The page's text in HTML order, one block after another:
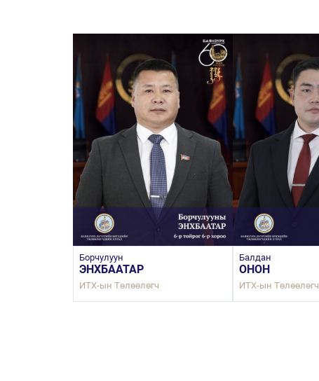
Борчулуун
ЭНХБААТАР
ИТХ-ын Төлөөлөгч
Балдан
ОНОН
ИТХ-ын Төлөөлөгч